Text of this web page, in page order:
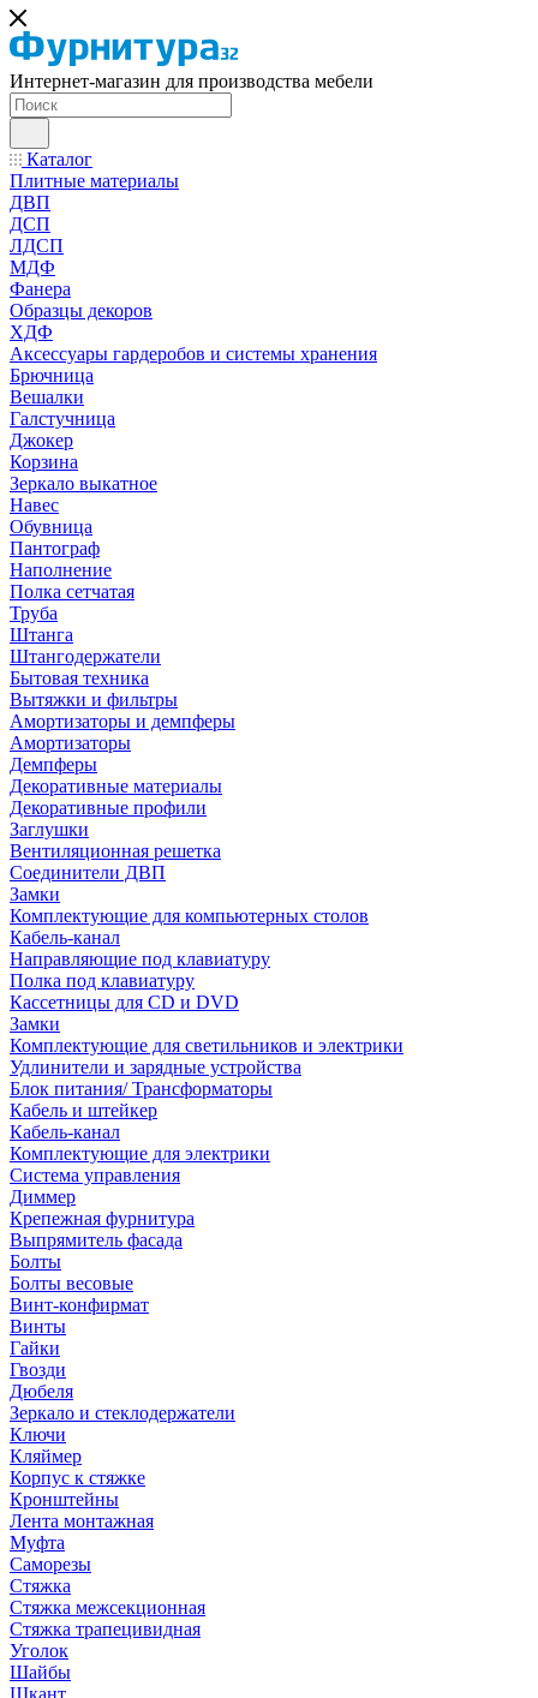
Интернет-магазин для производства мебели
Каталог
Плитные материалы
ДВП
ДСП
ЛДСП
МДФ
Фанера
Образцы декоров
ХДФ
Аксессуары гардеробов и системы хранения
Брючница
Вешалки
Галстучница
Джокер
Корзина
Зеркало выкатное
Навес
Обувница
Пантограф
Наполнение
Полка сетчатая
Труба
Штанга
Штангодержатели
Бытовая техника
Вытяжки и фильтры
Амортизаторы и демпферы
Амортизаторы
Демпферы
Декоративные материалы
Декоративные профили
Заглушки
Вентиляционная решетка
Соединители ДВП
Замки
Комплектующие для компьютерных столов
Кабель-канал
Направляющие под клавиатуру
Полка под клавиатуру
Кассетницы для CD и DVD
Замки
Комплектующие для светильников и электрики
Удлинители и зарядные устройства
Блок питания/ Трансформаторы
Кабель и штейкер
Кабель-канал
Комплектующие для электрики
Система управления
Диммер
Крепежная фурнитура
Выпрямитель фасада
Болты
Болты весовые
Винт-конфирмат
Винты
Гайки
Гвозди
Дюбеля
Зеркало и стеклодержатели
Ключи
Кляймер
Корпус к стяжке
Кронштейны
Лента монтажная
Муфта
Саморезы
Стяжка
Стяжка межсекционная
Стяжка трапецивидная
Уголок
Шайбы
Шкант